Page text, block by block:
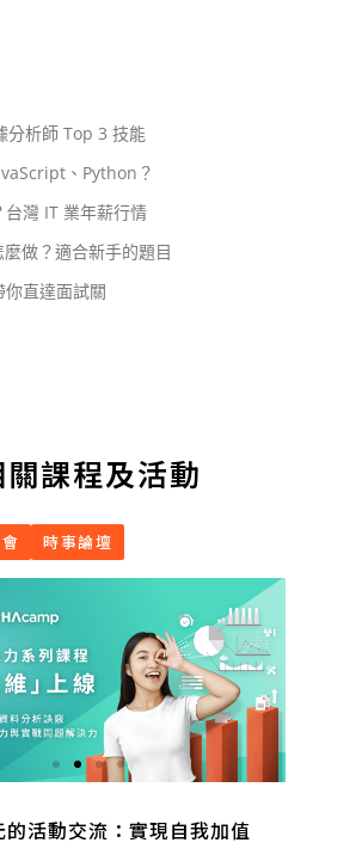
分析師 Top 3 技能
、Python？
灣 IT 業年薪行情
做？適合新手的題目
直達面試關
課程及活動
時事論壇
的活動交流：實現自我加值